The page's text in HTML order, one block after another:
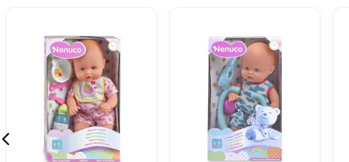
Escribe un comentario
Enviar comentario